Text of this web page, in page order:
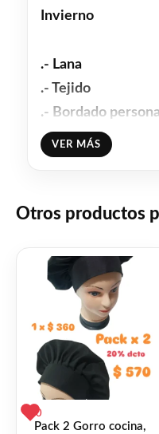
Invierno
.- Lana
.- Tejido
.- Bordado
.- Talla Única
Twitter
❤ ME GUSTA
👍 2 personas
VER MÁS
Otros productos
0
Pack 2 Gorro cocina,